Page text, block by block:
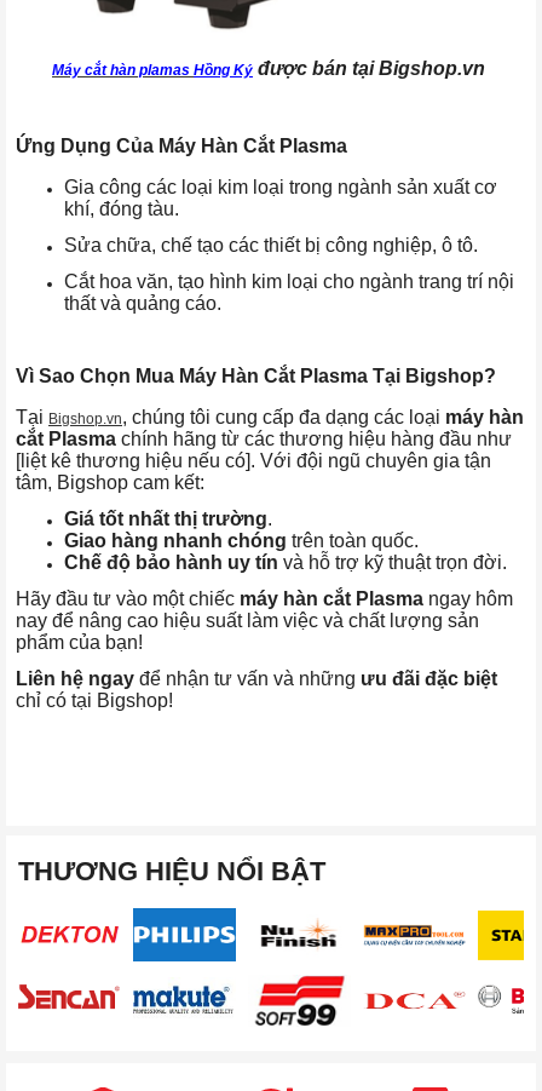
Máy cắt hàn plamas Hồng Ký được bán tại Bigshop.vn
Ứng Dụng Của Máy Hàn Cắt Plasma
Gia công các loại kim loại trong ngành sản xuất cơ
khí, đóng tàu.
Sửa chữa, chế tạo các thiết bị công nghiệp, ô tô.
Cắt hoa văn, tạo hình kim loại cho ngành trang trí nội
thất và quảng cáo.
Vì Sao Chọn Mua Máy Hàn Cắt Plasma Tại Bigshop?
Tại Bigshop.vn, chúng tôi cung cấp đa dạng các loại máy hàn
cắt Plasma chính hãng từ các thương hiệu hàng đầu như
[liệt kê thương hiệu nếu có]. Với đội ngũ chuyên gia tận
tâm, Bigshop cam kết:
Giá tốt nhất thị trường.
Giao hàng nhanh chóng trên toàn quốc.
Chế độ bảo hành uy tín và hỗ trợ kỹ thuật trọn đời.
Hãy đầu tư vào một chiếc máy hàn cắt Plasma ngay hôm
nay để nâng cao hiệu suất làm việc và chất lượng sản
phẩm của bạn!
Liên hệ ngay để nhận tư vấn và những ưu đãi đặc biệt
chỉ có tại Bigshop!
THƯƠNG HIỆU NỔI BẬT